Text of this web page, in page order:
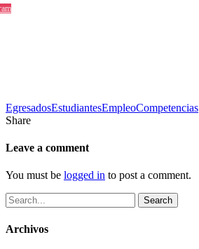
Tags
EgresadosEstudiantesEmpleoCompetencias
Share
Leave a comment
You must be logged in to post a comment.
Search
Archivos